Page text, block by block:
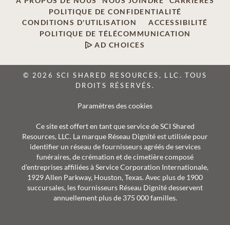
POLITIQUE DE CONFIDENTIALITÉ
CONDITIONS D'UTILISATION
ACCESSIBILITÉ
POLITIQUE DE TÉLÉCOMMUNICATION
AD CHOICES
© 2026 SCI SHARED RESOURCES, LLC. TOUS
DROITS RÉSERVÉS.
Paramètres des cookies
Ce site est offert en tant que service de SCI Shared
Resources, LLC. La marque Réseau Dignité est utilisée pour
identifier un réseau de fournisseurs agréés de services
funéraires, de crémation et de cimetière composé
d’entreprises affiliées à Service Corporation Internationale,
1929 Allen Parkway, Houston, Texas. Avec plus de 1900
succursales, les fournisseurs Réseau Dignité desservent
annuellement plus de 375 000 familles.